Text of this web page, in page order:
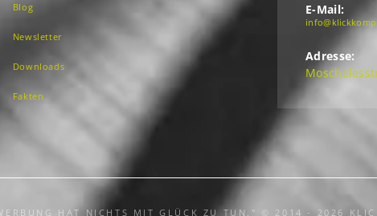
Blog
Newsletter
Downloads
Fakten
E-Mail:
Adresse:
HAT NICHTS MIT GLÜCK ZU TUN." © 2014 - 2026